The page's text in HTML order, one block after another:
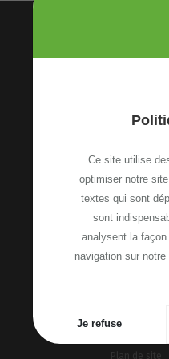
Etoile
13,
74100
Voir le
Plan de site
Ce site utilise
optimiser notre
textes qui sont
sont
analysent la
navigation sur
Je refuse